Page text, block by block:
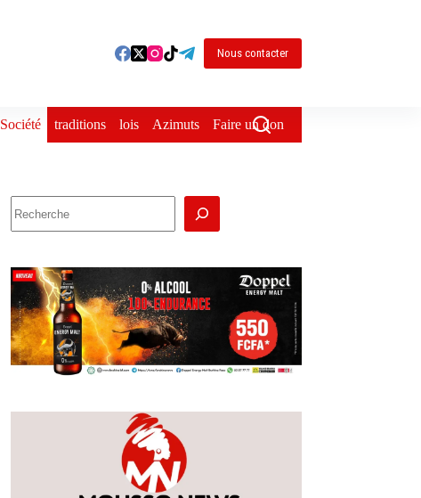
Nous contacter
Société traditions lois Azimuts Faire un don